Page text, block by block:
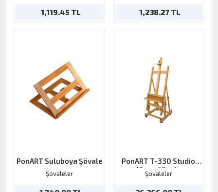
1,119.45 TL 1,238.27 TL
PonART Suluboya Şövale
Şovaleler
PonART T-330 Studio
Masa Şövale
Şovaleler